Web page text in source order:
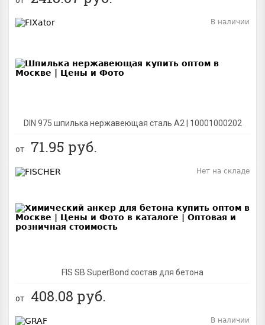
DIN 975 шпилька нержавеющая сталь A2 | 10001000202
В наличии
от 71.95 руб.
FIS SB SuperBond состав для бетона
Нет на складе
от 408.08 руб.
В наличии